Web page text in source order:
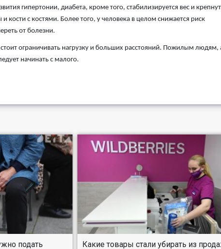
гипертонии, диабета, кроме того, стабилизируется вес и крепнут
и кости с костями. Более того, у человека в целом снижается риск
от болезни.
ограничивать нагрузку и больших расстояний. Пожилым людям,
начинать с малого.
подать
Какие товары стали убирать из